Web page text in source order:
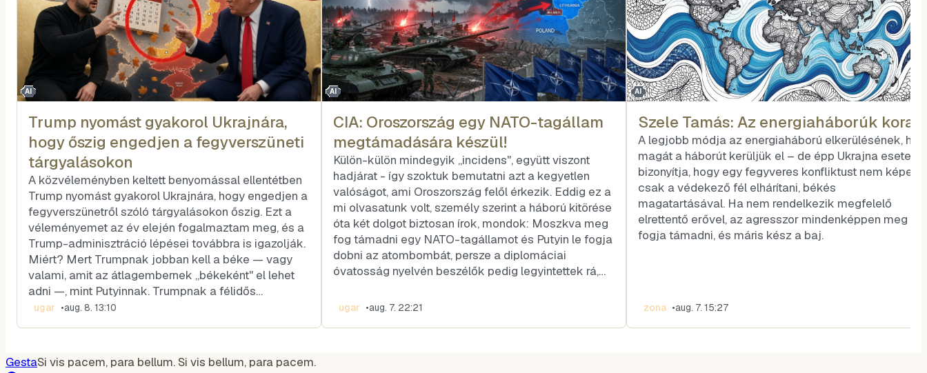
AI
Trump nyomást gyakorol Ukrajnára,
hogy őszig engedjen a fegyverszüneti
tárgyalásokon
A közvéleményben keltett benyomással ellentétben
Trump nyomást gyakorol Ukrajnára, hogy engedjen a
fegyverszünetről szóló tárgyalásokon őszig. Ezt a
véleményemet az év elején fogalmaztam meg, és a
Trump-adminisztráció lépései továbbra is igazolják.
Miért? Mert Trumpnak jobban kell a béke — vagy
valami, amit az átlagembernek „békeként" el lehet
adni —, mint Putyinnak. Trumpnak a félidős…
ugar •aug. 8. 13:10
AI
CIA: Oroszország egy NATO-tagállam
megtámadására készül!
Külön-külön mindegyik „incidens", együtt viszont
hadjárat - így szoktuk bemutatni azt a kegyetlen
valóságot, ami Oroszország felől érkezik. Eddig ez a
mi olvasatunk volt, személy szerint a háború kitörése
óta két dolgot biztosan írok, mondok: Moszkva meg
fog támadni egy NATO-tagállamot és Putyin le fogja
dobni az atombombát, persze a diplomáciai
óvatosság nyelvén beszélők pedig legyintettek rá,…
ugar •aug. 7. 22:21
AI
Szele Tamás: Az energiaháborúk kora
A legjobb módja az energiaháború elkerülésének, ha
magát a háborút kerüljük el – de épp Ukrajna esete
bizonyítja, hogy egy fegyveres konfliktust nem képes
csak a védekező fél elhárítani, békés
magatartásával. Ha nem rendelkezik megfelelő
elrettentő erővel, az agresszor mindenképpen meg
fogja támadni, és máris kész a baj.
zona •aug. 7. 15:27
GestaSi vis pacem, para bellum. Si vis bellum, para pacem.